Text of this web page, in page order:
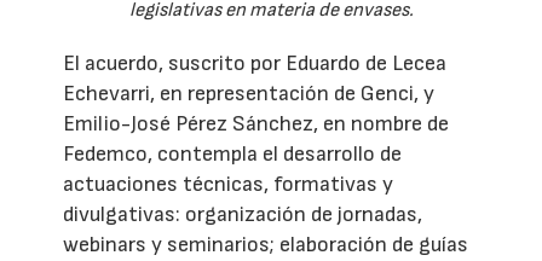
legislativas en materia de envases.
El acuerdo, suscrito por Eduardo de Lecea
Echevarri, en representación de Genci, y
Emilio-José Pérez Sánchez, en nombre de
Fedemco, contempla el desarrollo de
actuaciones técnicas, formativas y
divulgativas: organización de jornadas,
webinars y seminarios; elaboración de guías